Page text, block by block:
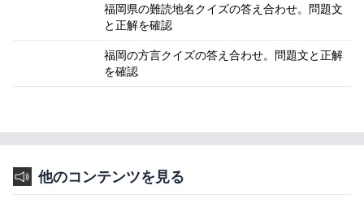
福岡県の難読地名クイズの答え合わせ。問題文
と正解を確認
福岡の方言クイズの答え合わせ。問題文と正解
を確認
他のコンテンツを見る